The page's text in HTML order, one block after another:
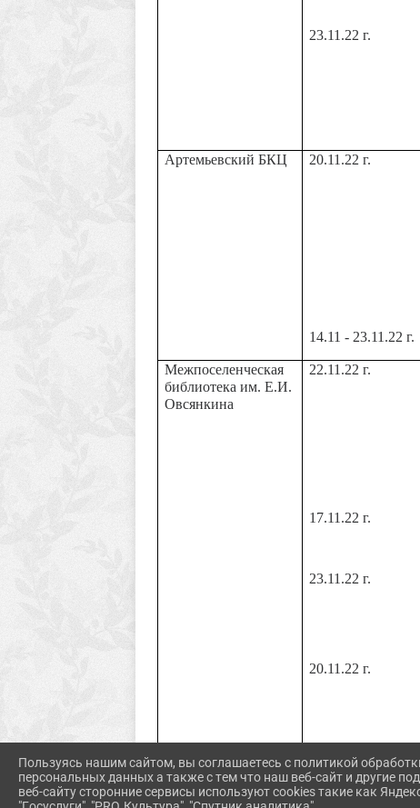
23.11.22 г.
Артемьевский БКЦ 20.11.22 г.
14.11 - 23.11.22 г.
Межпоселенческая
библиотека им. Е.И.
Овсянкина
22.11.22 г.
17.11.22 г.
23.11.22 г.
20.11.22 г.
Пользуясь нашим сайтом, вы соглашаетесь с политикой
персональных данных а также с тем что наш веб-сайт и другие
веб-сайту сторонние сервисы используют cookies такие как